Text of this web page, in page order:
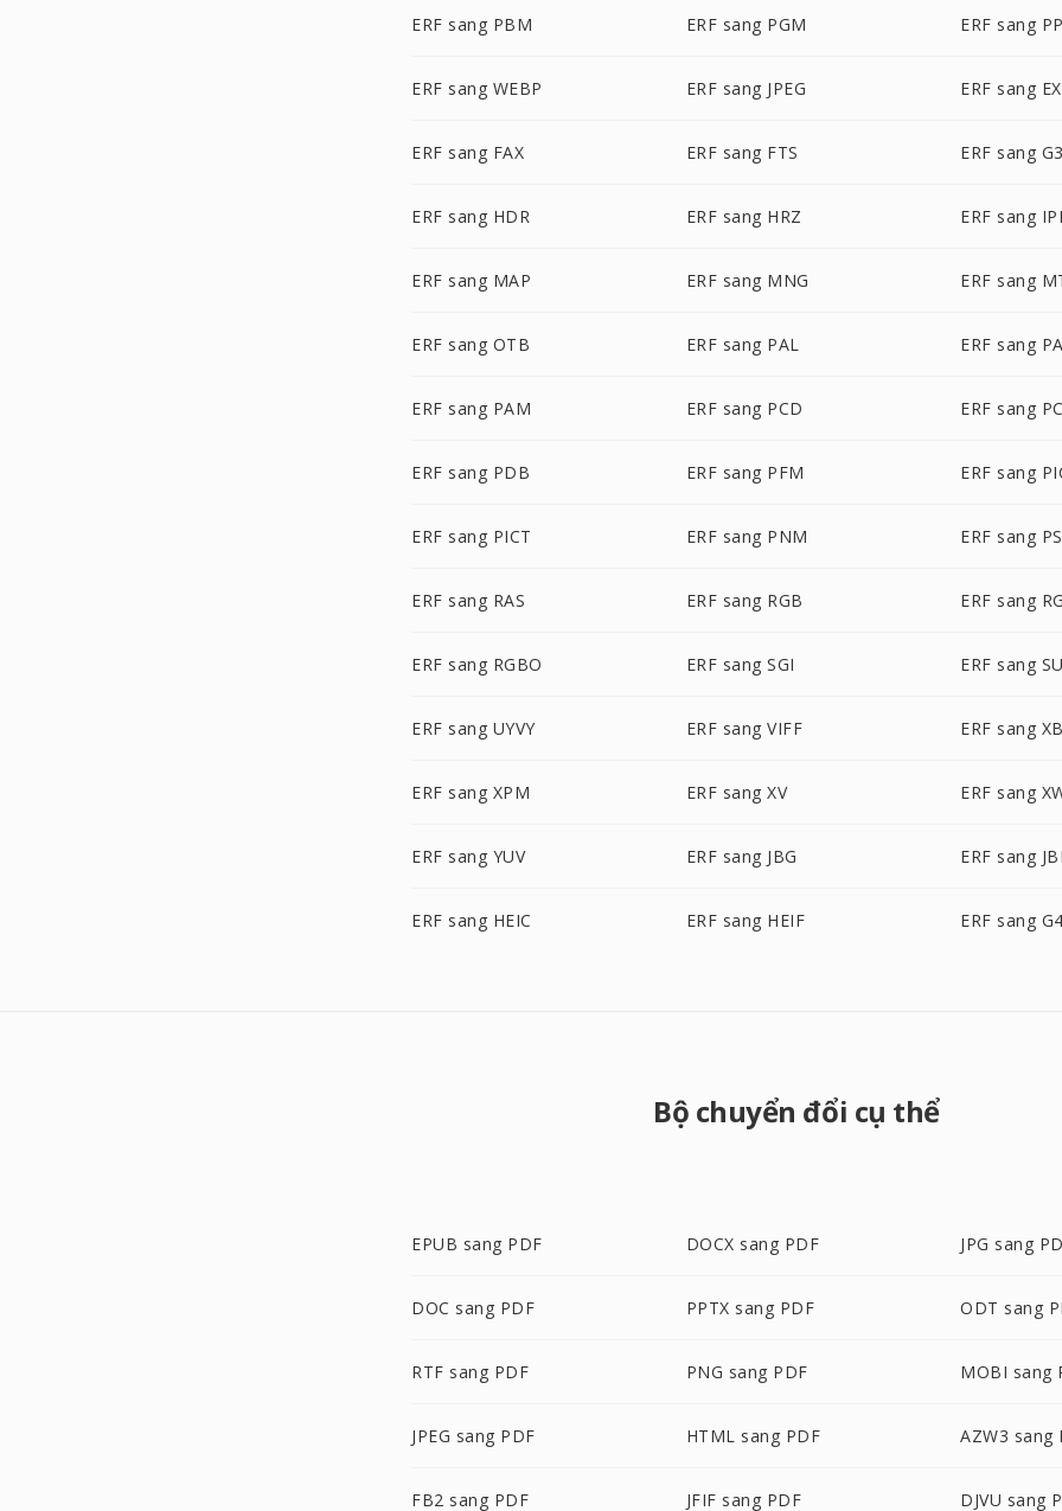
ERF sang PBM ERF sang PGM ERF sang
ERF sang WEBP ERF sang JPEG ERF sang
ERF sang FAX ERF sang FTS ERF sang G3
ERF sang HDR ERF sang HRZ ERF sang
ERF sang MAP ERF sang MNG ERF sang
ERF sang OTB ERF sang PAL ERF sang
ERF sang PAM ERF sang PCD ERF sang
ERF sang PDB ERF sang PFM ERF sang
ERF sang PICT ERF sang PNM ERF sang
ERF sang RAS ERF sang RGB ERF sang
ERF sang RGBO ERF sang SGI ERF sang
ERF sang UYVY ERF sang VIFF ERF sang
ERF sang XPM ERF sang XV ERF sang
ERF sang YUV ERF sang JBG ERF sang
ERF sang HEIC ERF sang HEIF ERF sang G4
Bộ chuyển đổi cụ thể
EPUB sang PDF DOCX sang PDF JPG sang
DOC sang PDF PPTX sang PDF ODT sang
RTF sang PDF PNG sang PDF MOBI sang
JPEG sang PDF HTML sang PDF AZW3 sang
FB2 sang PDF JFIF sang PDF DJVU sang